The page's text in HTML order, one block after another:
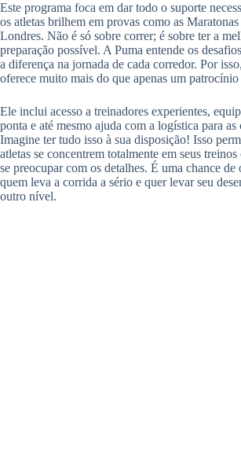
Este programa foca em dar todo o suporte
os atletas brilhem em provas como as
Londres. Não é só sobre correr; é sobre ter a
preparação possível. A Puma entende os
a diferença na jornada de cada corredor. Por
oferece muito mais do que apenas um
Ele inclui acesso a treinadores experientes,
ponta e até mesmo ajuda com a logística para as
Imagine ter tudo isso à sua disposição! Isso
atletas se concentrem totalmente em seus treinos
se preocupar com os detalhes. É uma chance de
quem leva a corrida a sério e quer levar seu
outro nível.